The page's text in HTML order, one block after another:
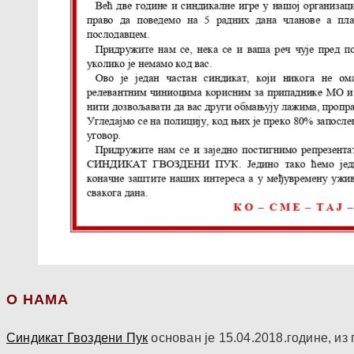
О НАМА
Синдикат Гвоздени Пук основан је 15.04.2018.године,